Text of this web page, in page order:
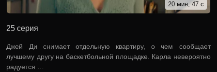
20 мин, 47 с
25 серия
Джей Ди снимает отдельную квартиру, о чем сообщает
лучшему другу на баскетбольной площадке. Карла невероятно
радуется …